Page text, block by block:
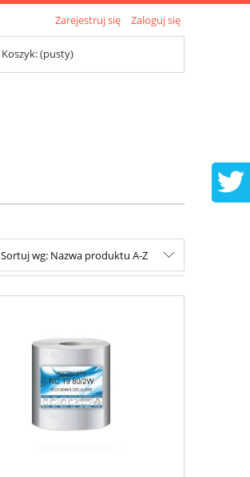
Zarejestruj się Zaloguj się
Koszyk:(pusty)
Sortuj wg: Nazwa produktu A-Z